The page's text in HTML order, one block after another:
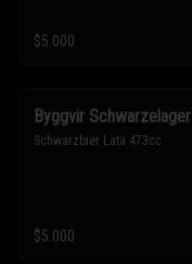
$5.000
Byggvir Schwarzelager
Schwarzbier Lata 473cc
$5.000